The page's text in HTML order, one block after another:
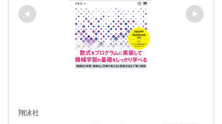
翔泳社